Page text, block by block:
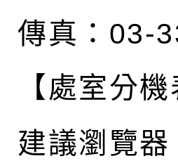
傳真：03-
【處室分機
建議瀏覽